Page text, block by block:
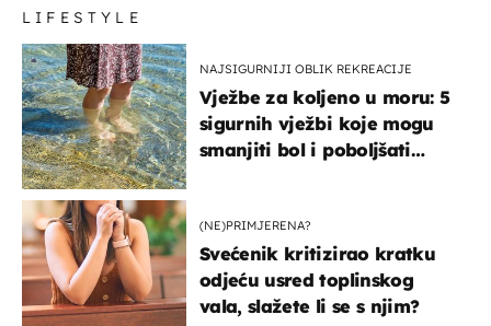
LIFESTYLE
NAJSIGURNIJI OBLIK REKREACIJE
Vježbe za koljeno u moru: 5
sigurnih vježbi koje mogu
smanjiti bol i poboljšati
(NE)PRIMJERENA?
Svećenik kritizirao kratku
odjeću usred toplinskog
vala, slažete li se s njim?